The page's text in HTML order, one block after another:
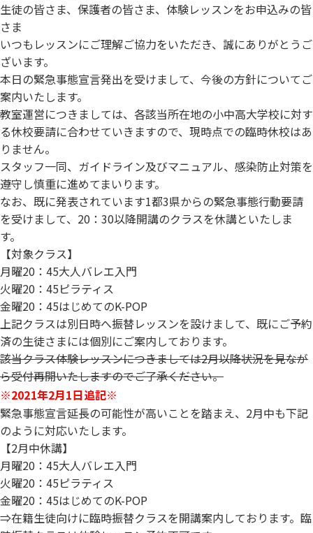
生徒の皆さま、保護者の皆さま、体験レッスンをお申込みの皆
さま
いつもレッスンにご理解ご協力をいただき、 誠にありがとうご
ざいます。
本日の緊急事態宣言発出を受けまして、 今後の方針についてご
案内いたします。
教室運営につきましては、 各該当所在地の小中高大学校に対す
る休校要請に合わせていきますので、現時点での臨時休校はあ
りません。
スタッフ一同、ガイドライン及びマニュアル、 感染防止対策を
遵守し慎重に進めてまいります。
なお、既に発表されています1都3県からの緊急事態行動要請
を受けまして、20：30以降開講のクラスを休講といたしま
す。
【対象クラス】
月曜20：45大人バレエ入門
火曜20：45ピラティス
金曜20：45はじめてのK-POP
上記クラスは別日時へ振替レッスンを設けまして、既にご予約
済の生徒さまには個別にご案内しております。
該当クラス体験レッスンにつきましては2月以降状況を見なが
ら受付再開いたしますのでご了承ください。
※2021年2月1日追記※
緊急事態宣言延長の可能性が高いことを踏まえ、2月中も下記
のように対応いたします。
【2月中休講】
月曜20：45大人バレエ入門
火曜20：45ピラティス
金曜20：45はじめてのK-POP
⇒在籍生徒向けに臨時振替クラスを開講案内しております。臨